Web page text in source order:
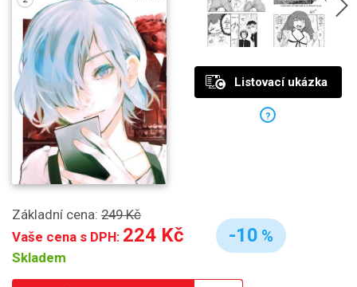
Základní cena: 249 Kč
Vaše cena s DPH: 224 Kč
Skladem
-10 %
Listovací ukázka
?